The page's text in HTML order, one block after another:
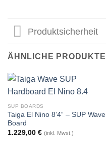
Produktsicherheit
ÄHNLICHE PRODUKTE
SUP BOARDS
Taiga El Nino 8’4“ – SUP Wave
Board
1.229,00 € (inkl. Mwst.)